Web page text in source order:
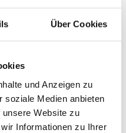
Über Cookies
und Anzeigen zu
soziale Medien anbieten
Website zu
Informationen zu Ihrer
Suchmaschine
der muss auf
Personen Ihr Profil